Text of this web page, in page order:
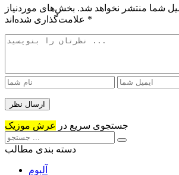
شما منتشر نخواهد شد. بخش‌های موردنیاز
*
جستجوی سریع در عرش موزیک
دسته بندی مطالب
آلبوم